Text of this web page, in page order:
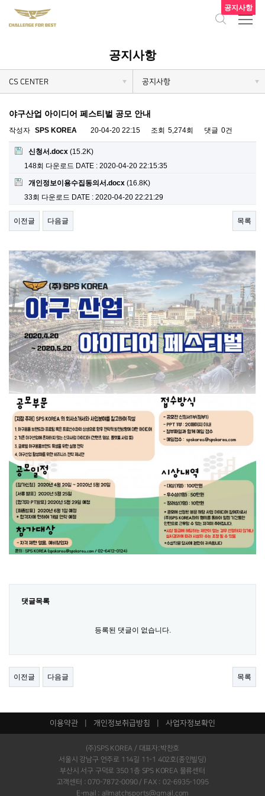
공지사항
CS CENTER 공지사항
공지사항
야구산업 아이디어 페스티벌 공모 안내
작성자 SPS KOREA 20-04-20 22:15 조회 5,274회 댓글 0건
신청서.docx (15.2K)
148회 다운로드 DATE : 2020-04-20 22:15:35
개인정보이용수집동의서.docx (16.8K)
33회 다운로드 DATE : 2020-04-20 22:21:29
이전글 다음글 목록
댓글목록
등록된 댓글이 없습니다.
이전글 다음글 목록
이용약관 개인정보취급방침 사업자정보확인
(주)SPS KOREA / 대표자:박찬호
서울시 강남구 언주로 114길 11-1 402호(종인빌딩)
부산시 서구 구덕로 350 1층 SPS KOREA 물류센터
고객센터 : 070-7872-0090 / FAX : 02-6935-1095
E-mail : allmatchsports@gmail.com